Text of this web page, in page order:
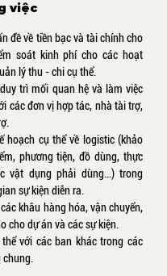
việc
đề về tiền bạc và tài chính cho
soát kinh phí cho các hoạt
lý thu - chi cụ thể.
trì mối quan hệ và làm việc
các đơn vị hợp tác, nhà tài trợ,
hoạch cụ thể về logistic (khảo
phương tiện, đồ dùng, thực
vật dụng phải dùng…) trong
sự kiện diễn ra.
khâu hàng hóa, vận chuyển,
cho dự án và các sự kiện.
với các ban khác trong các
chung.